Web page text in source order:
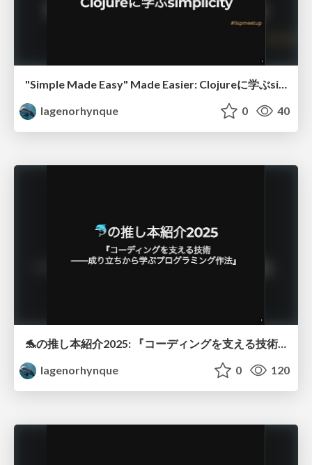
lagenorhynque
0 40
🐬の推し本紹介2025: 『コーディングを支える技術 ――成り立ちから学ぶプログラミング作法』
lagenorhynque
0 120